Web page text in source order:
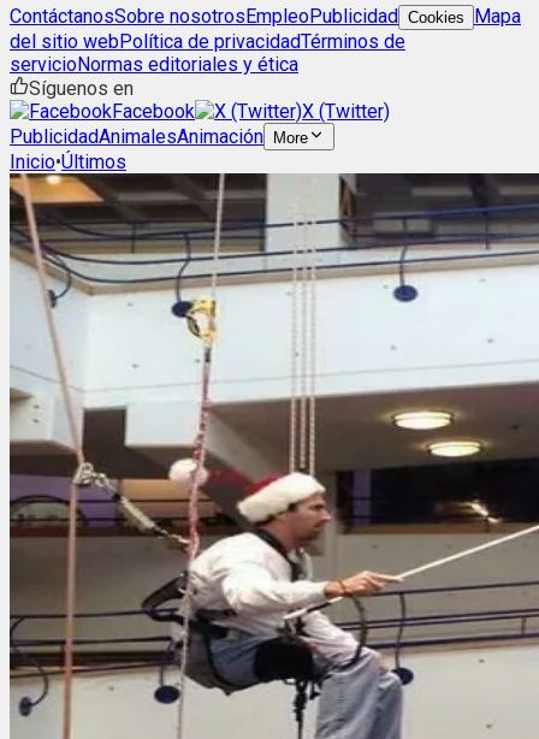
ContáctanosSobre nosotrosEmpleoPublicidad Cookies
Mapa
del sitio webPolítica de privacidadTérminos de
servicioNormas editoriales y ética
Síguenos en
Facebook
X (Twitter)
PublicidadAnimalesAnimación More
Inicio•Últimos